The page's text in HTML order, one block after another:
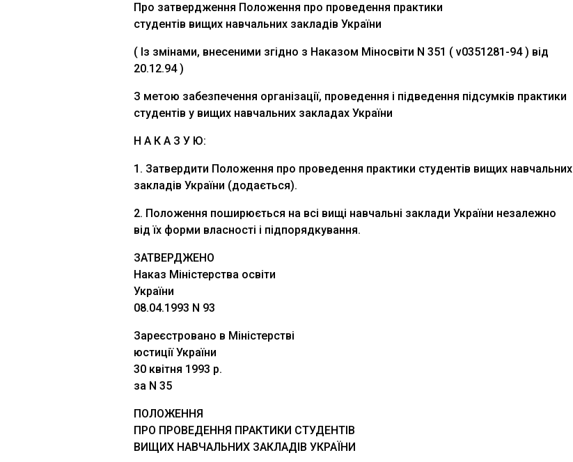
Про затвердження Положення про проведення практики
студентів вищих навчальних закладів України
( Із змінами, внесеними згідно з Наказом Міносвіти N 351 ( v0351281-94 ) від
20.12.94 )
З метою забезпечення організації, проведення і підведення підсумків практики
студентів у вищих навчальних закладах України
Н А К А З У Ю:
1. Затвердити Положення про проведення практики студентів вищих навчальних
закладів України (додається).
2. Положення поширюється на всі вищі навчальні заклади України незалежно
від їх форми власності і підпорядкування.
ЗАТВЕРДЖЕНО
Наказ Міністерства освіти
України
08.04.1993 N 93
Зареєстровано в Міністерстві
юстиції України
30 квітня 1993 р.
за N 35
ПОЛОЖЕННЯ
ПРО ПРОВЕДЕННЯ ПРАКТИКИ СТУДЕНТІВ
ВИЩИХ НАВЧАЛЬНИХ ЗАКЛАДІВ УКРАЇНИ